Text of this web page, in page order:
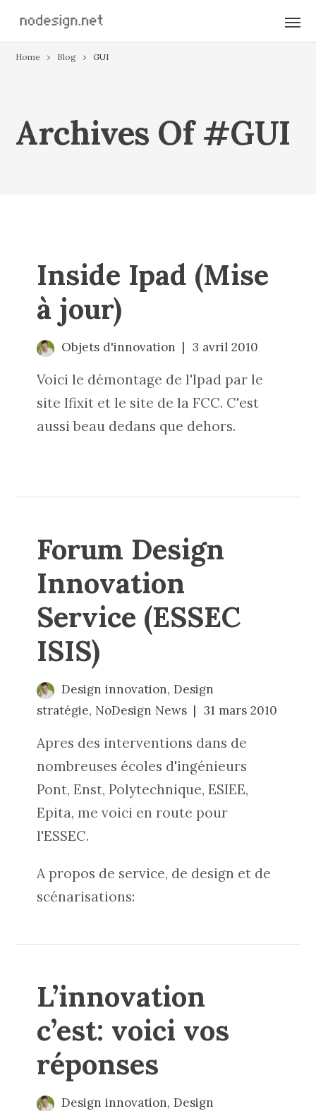
Home Blog GUI
Archives Of #GUI
Inside Ipad (Mise
à jour)
Objets d'innovation 3 avril 2010
Voici le démontage de l'Ipad par le
site Ifixit et le site de la FCC. C'est
aussi beau dedans que dehors.
Forum Design
Innovation
Service (ESSEC
ISIS)
Design innovation, Design
stratégie, NoDesign News 31 mars 2010
Apres des interventions dans de
nombreuses écoles d'ingénieurs
Pont, Enst, Polytechnique, ESIEE,
Epita, me voici en route pour
l'ESSEC.
A propos de service, de design et de
scénarisations:
L’innovation
c’est: voici vos
réponses
Design innovation, Design